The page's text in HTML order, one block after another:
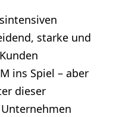
starke und
ins Spiel – aber
dieser